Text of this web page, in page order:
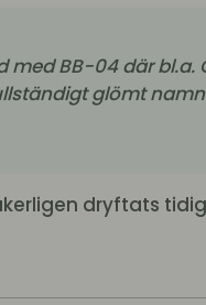
BB-04 där bl.a.
glömt
dryftats